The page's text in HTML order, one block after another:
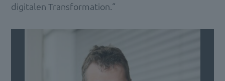
digitalen Transformation.“